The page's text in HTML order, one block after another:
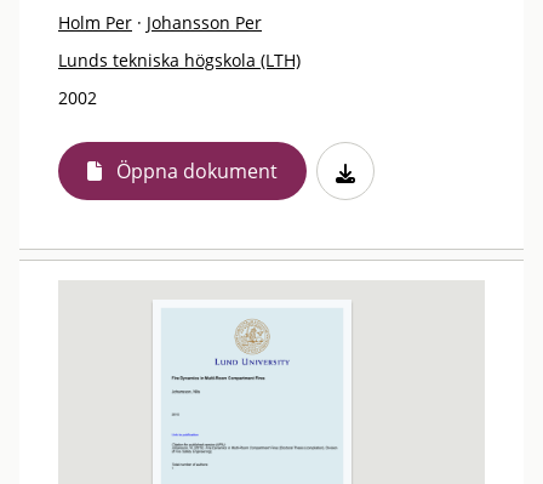
Holm Per · Johansson Per
Lunds tekniska högskola (LTH)
2002
Öppna dokument